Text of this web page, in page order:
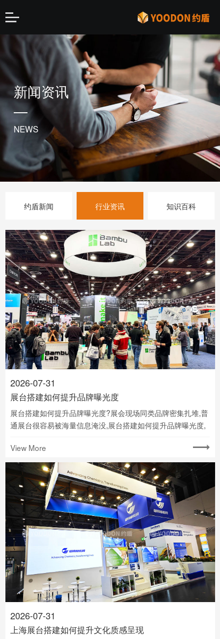
新闻资讯
NEWS
约盾新闻 行业资讯 知识百科
2026-07-31
展台搭建如何提升品牌曝光度
展台搭建如何提升品牌曝光度?展会现场同类品牌密集扎堆,普
通展台很容易被海量信息淹没,展台搭建如何提升品牌曝光度,
View More
2026-07-31
上海展台搭建如何提升文化质感呈现